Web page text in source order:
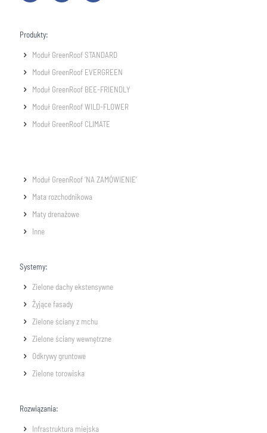
Produkty:
Moduł GreenRoof STANDARD
Moduł GreenRoof EVERGREEN
Moduł GreenRoof BEE-FRIENDLY
Moduł GreenRoof WILD-FLOWER
Moduł GreenRoof CLIMATE
Moduł GreenRoof ‘NA ZAMÓWIENIE’
Mata rozchodnikowa
Maty drenażowe
Inne
Systemy:
Zielone dachy ekstensywne
Żyjące fasady
Zielone ściany z mchu
Zielone ściany wewnętrzne
Odkrywy gruntowe
Zielone torowiska
Rozwiązania:
Infrastruktura miejska